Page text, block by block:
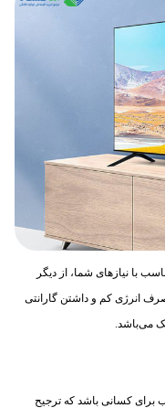
با نیازهای شما، از دیگر
انرژی کم و داشتن گارانتی
می‌باشد.
برای کسانی باشد که ترجیح